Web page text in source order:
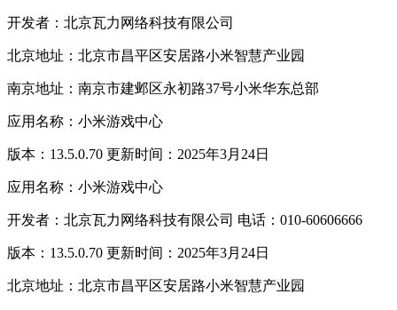
开发者：北京瓦力网络科技有限公司
北京地址：北京市昌平区安居路小米智慧产业园
南京地址：南京市建邺区永初路37号小米华东总部
应用名称：小米游戏中心
版本：13.5.0.70 更新时间：2025年3月24日
应用名称：小米游戏中心
开发者：北京瓦力网络科技有限公司 电话：010-60606666
版本：13.5.0.70 更新时间：2025年3月24日
北京地址：北京市昌平区安居路小米智慧产业园